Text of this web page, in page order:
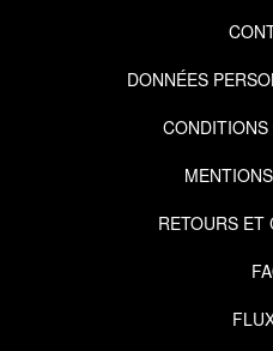
DONNÉES
RETOURS ET